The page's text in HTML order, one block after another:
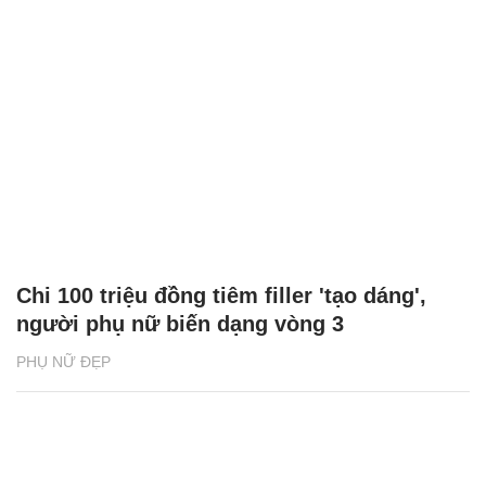
PHỤ NỮ ĐẸP
Chi 100 triệu đồng tiêm filler 'tạo dáng',
người phụ nữ biến dạng vòng 3